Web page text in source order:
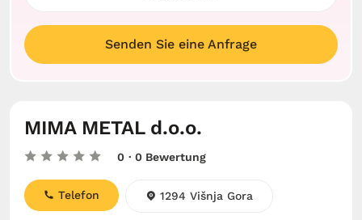
Senden Sie eine Anfrage
MIMA METAL d.o.o.
0 · 0 Bewertung
Telefon 1294 Višnja Gora